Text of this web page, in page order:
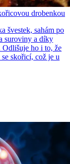
drobenkou
švestek, sahám po
suroviny a díky
Odlišuje ho i to, že
skořicí, což je u